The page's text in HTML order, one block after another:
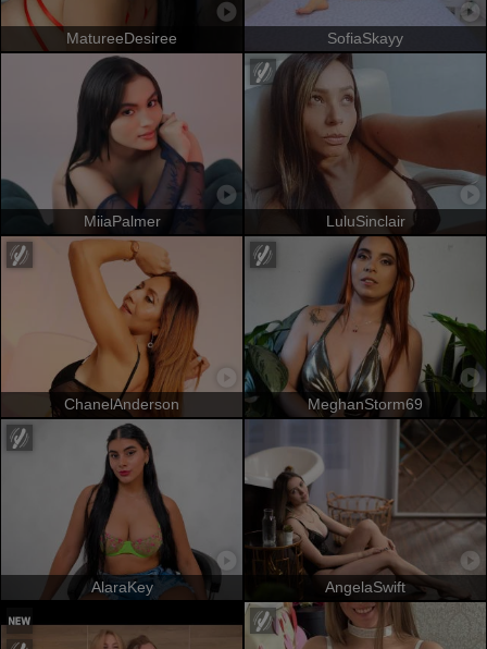
MatureeDesiree SofiaSkayy
MiiaPalmer LuluSinclair
ChanelAnderson MeghanStorm69
AlaraKey AngelaSwift